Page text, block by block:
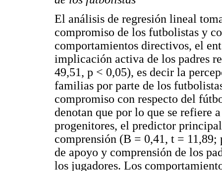
El análisis de regresión lineal
compromiso de los futbolistas y
comportamientos directivos, el
implicación activa de los padres
49,51, p < 0,05), es decir la
familias por parte de los
compromiso con respecto del
denotan que por lo que se refiere
progenitores, el predictor
comprensión (B = 0,41, t =
de apoyo y comprensión de los
los jugadores. Los